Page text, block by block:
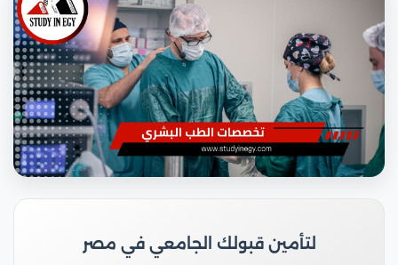
لتأمين قبولك الجامعي في مصر